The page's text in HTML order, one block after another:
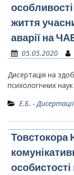
життя
аварії на
05.05.2020
Дисертація на
психологічних
Е.Б. -